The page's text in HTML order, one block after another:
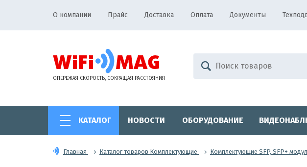
О компании Прайс Доставка Оплата Документы
ОПЕРЕЖАЯ СКОРОСТЬ, СОКРАЩАЯ РАССТОЯНИЯ
КАТАЛОГ НОВОСТИ ОБОРУДОВАНИЕ
Главная Каталог товаров Комплектующие Комплектующие SFP, SFP+